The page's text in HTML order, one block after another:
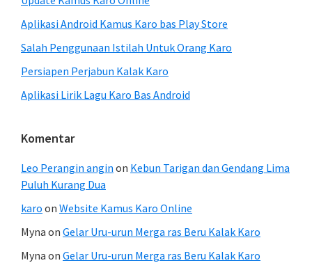
Aplikasi Android Kamus Karo bas Play Store
Salah Penggunaan Istilah Untuk Orang Karo
Persiapen Perjabun Kalak Karo
Aplikasi Lirik Lagu Karo Bas Android
Komentar
Leo Perangin angin on Kebun Tarigan dan Gendang Lima
Puluh Kurang Dua
karo on Website Kamus Karo Online
Myna on Gelar Uru-urun Merga ras Beru Kalak Karo
Myna on Gelar Uru-urun Merga ras Beru Kalak Karo